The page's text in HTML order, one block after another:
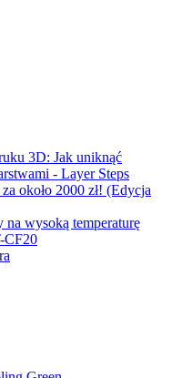
3D: Jak uniknąć
- Layer Steps
około 2000 zł! (Edycja
wysoką temperaturę
CF20